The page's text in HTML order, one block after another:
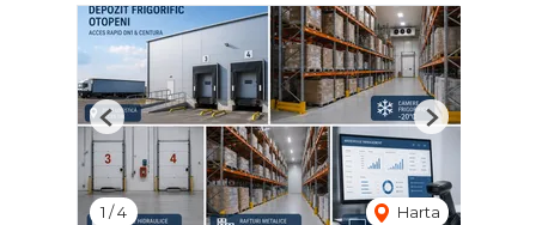
1 /4 Harta
Previous Next